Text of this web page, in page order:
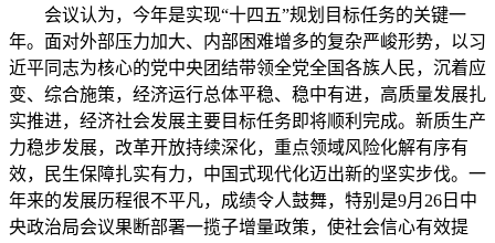
会议认为，今年是实现“十四五”规划目标任务的关键一
年。面对外部压力加大、内部困难增多的复杂严峻形势，以习
近平同志为核心的党中央团结带领全党全国各族人民，沉着应
变、综合施策，经济运行总体平稳、稳中有进，高质量发展扎
实推进，经济社会发展主要目标任务即将顺利完成。新质生产
力稳步发展，改革开放持续深化，重点领域风险化解有序有
效，民生保障扎实有力，中国式现代化迈出新的坚实步伐。一
年来的发展历程很不平凡，成绩令人鼓舞，特别是9月26日中
央政治局会议果断部署一揽子增量政策，使社会信心有效提